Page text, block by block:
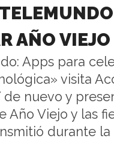
AÑO
Apps para
visita
de nuevo y
Año Viejo y las
durante la